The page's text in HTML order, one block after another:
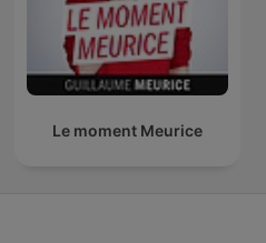
Le moment Meurice